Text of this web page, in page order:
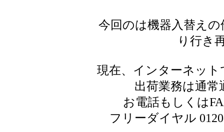
今回のは機器入替え
り行き
現在、インターネッ
出荷業務は通
お電話もしくは
フリーダイヤル